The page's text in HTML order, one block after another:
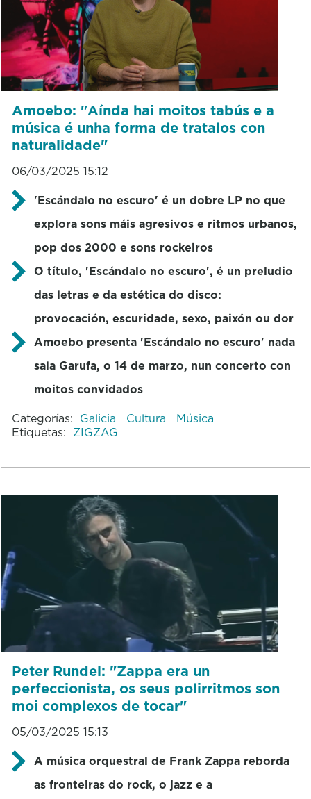
Amoebo: "Aínda hai moitos tabús e a
música é unha forma de tratalos con
naturalidade"
06/03/2025 15:12
'Escándalo no escuro' é un dobre LP no que
explora sons máis agresivos e ritmos urbanos,
pop dos 2000 e sons rockeiros
O título, 'Escándalo no escuro', é un preludio
das letras e da estética do disco:
provocación, escuridade, sexo, paixón ou dor
Amoebo presenta 'Escándalo no escuro' nada
sala Garufa, o 14 de marzo, nun concerto con
moitos convidados
Categorías: Galicia Cultura
Música
Etiquetas: ZIGZAG
Peter Rundel: "Zappa era un
perfeccionista, os seus polirritmos son
moi complexos de tocar"
05/03/2025 15:13
A música orquestral de Frank Zappa reborda
as fronteiras do rock, o jazz e a